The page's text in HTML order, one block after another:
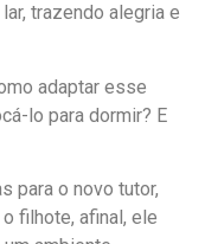
trazendo alegria e
adaptar esse
lo para dormir? E
para o novo tutor,
filhote, afinal, ele